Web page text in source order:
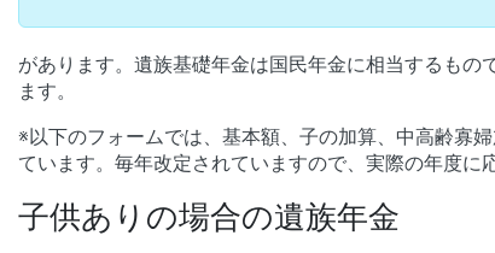
があります。遺族基礎年金は国民年金に相当するも
ます。
※以下のフォームでは、基本額、子の加算、中高齢寡
ています。毎年改定されていますので、実際の年度に
子供ありの場合の遺族年金